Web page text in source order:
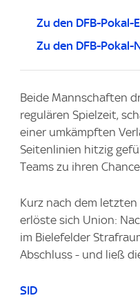
Zu den DFB-Pokal-
Zu den DFB-Pokal-
Beide Mannschaften
regulären Spielzeit,
einer umkämpften
Seitenlinien hitzig
Teams zu ihren
Kurz nach dem
erlöste sich Union:
im Bielefelder
Abschluss - und ließ
SID